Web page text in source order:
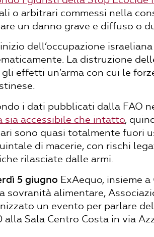
o arbitrari commessi nella
un danno grave e diffuso o
dell’occupazione
La distruzione
effetti un’arma con cui le
i dati pubblicati dalla FAO
sia accessibile che intatto,
sono quasi totalmente fuori
di macerie, con rischi
rilasciate dalle armi.
5 giugno ExAequo, insieme
sovranità alimentare,
un evento per parlare
alla Sala Centro Costa in via